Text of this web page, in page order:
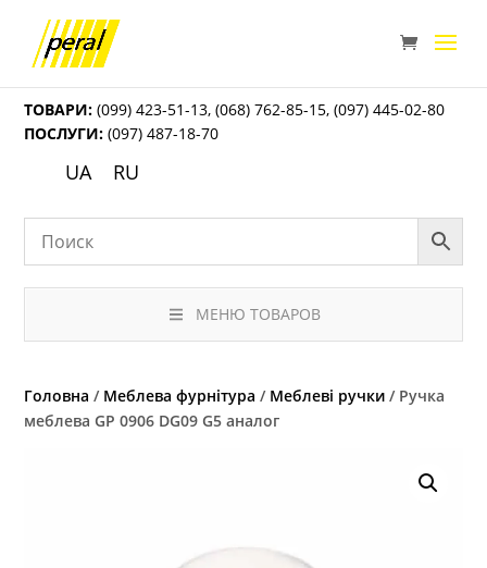
ТОВАРИ: (099) 423-51-13,(068) 762-85-15,(097) 445-02-80
ПОСЛУГИ: (097) 487-18-70
UA RU
МЕНЮ ТОВАРОВ
Головна / Меблева фурнітура / Меблеві ручки / Ручка
меблева GP 0906 DG09 G5 аналог